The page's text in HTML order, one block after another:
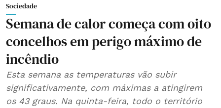
Sociedade
Semana de calor começa com oito
concelhos em perigo máximo de
incêndio
Esta semana as temperaturas vão subir
significativamente, com máximas a atingirem
os 43 graus. Na quinta-feira, todo o território